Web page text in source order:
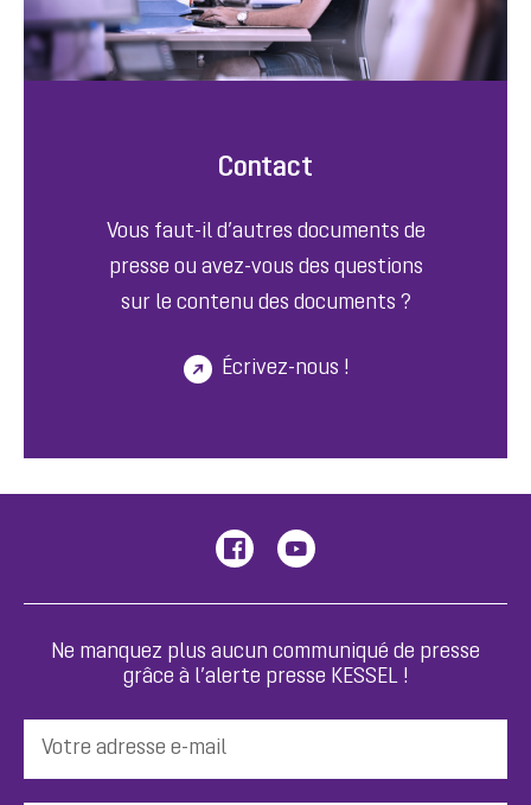
Contact
Vous faut-il d’autres documents de
presse ou avez-vous des questions
sur le contenu des documents ?
Écrivez-nous !
Ne manquez plus aucun communiqué de presse
grâce à l’alerte presse KESSEL !